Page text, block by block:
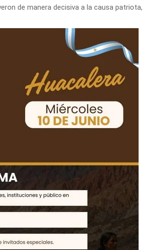
de manera decisiva a la causa patriota,